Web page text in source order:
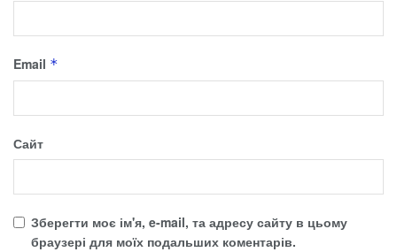
Email *
Сайт
Зберегти моє ім'я, e-mail, та адресу сайту в цьому
браузері для моїх подальших коментарів.